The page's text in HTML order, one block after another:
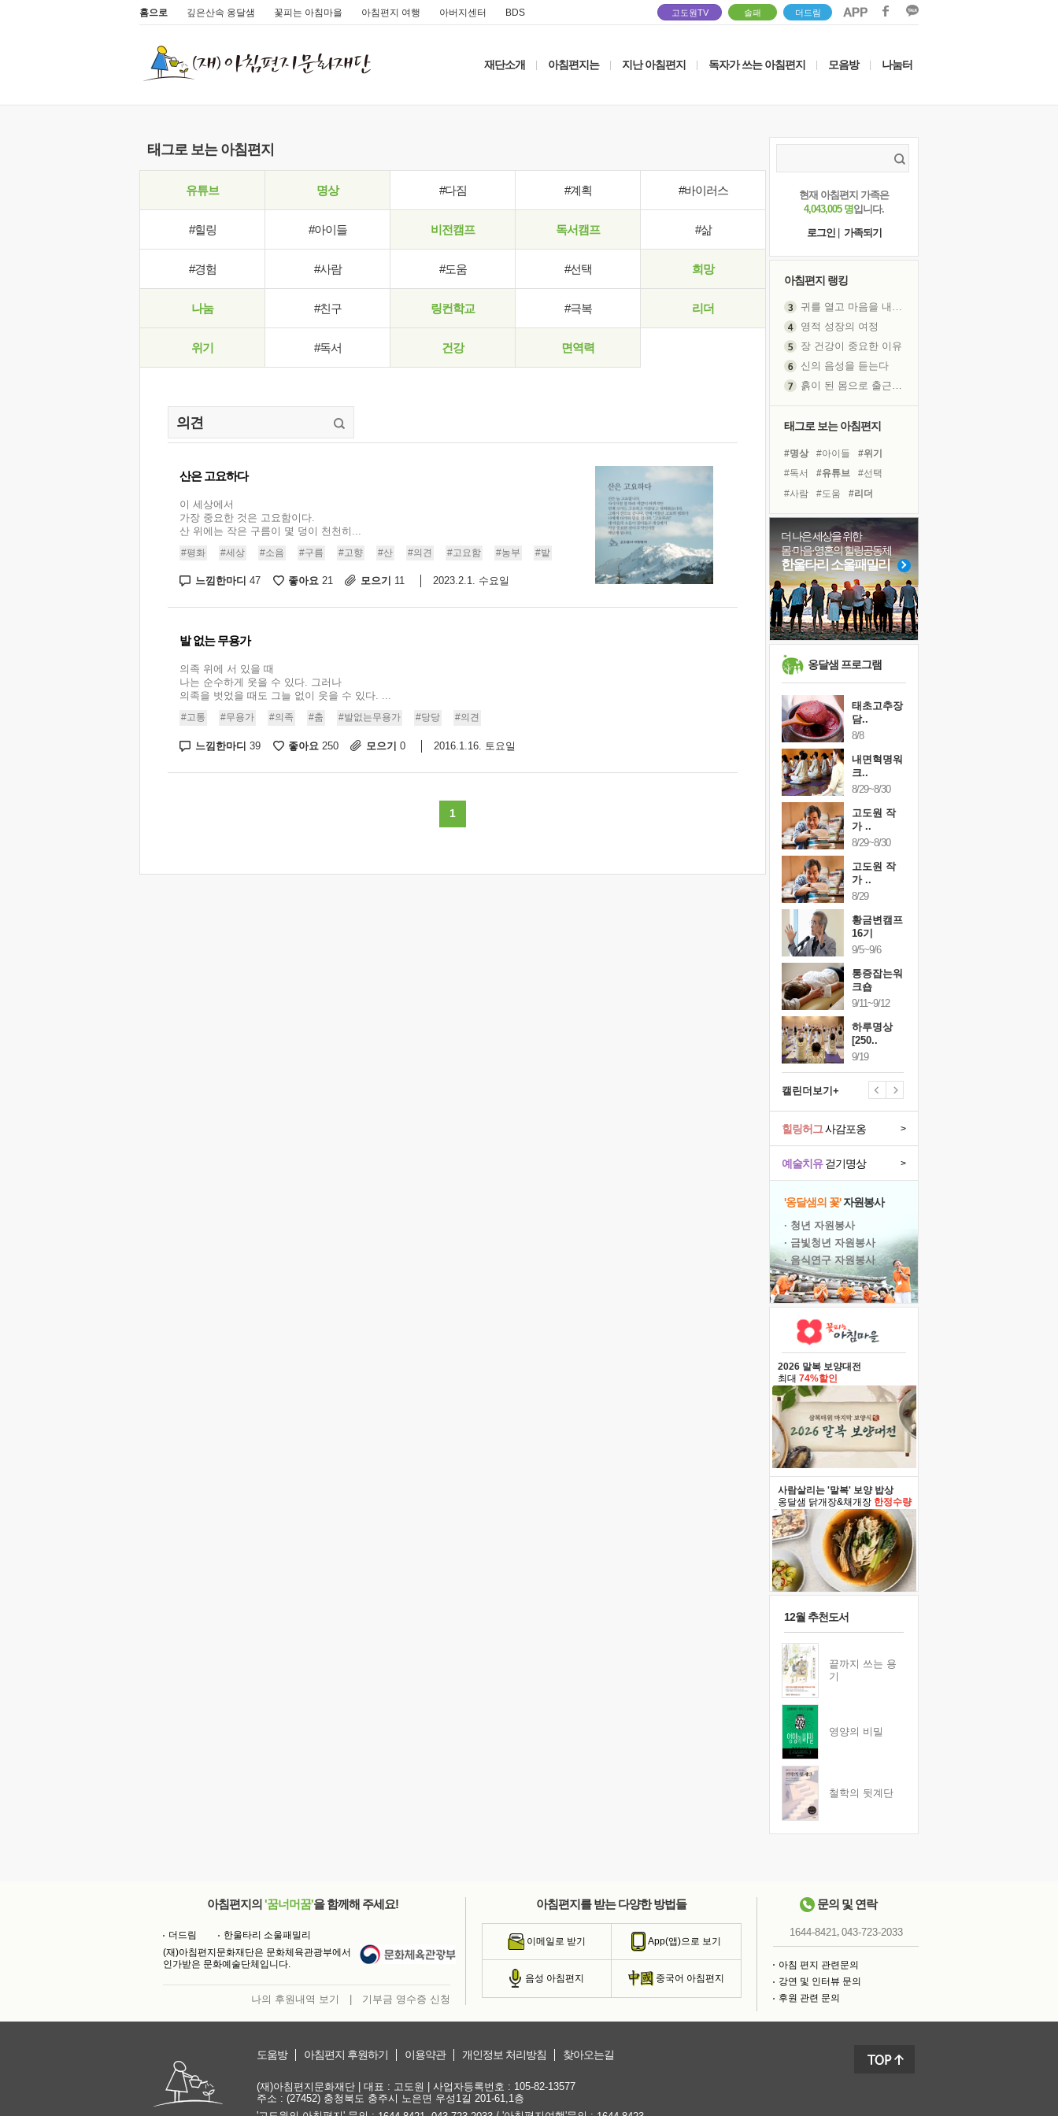
홈으로 깊은산속 옹달샘 꽃피는 아침마을 아침편지 여행 아버지센터 BDS 고도원TV 솔패 더드림
재단소개 아침편지는 지난 아침편지 독자가 쓰는 아침편지 모음방 나눔터
태그로 보는 아침편지
유튜브 명상 #다짐 #계획 #바이러스
#힐링 #아이들 비전캠프 독서캠프 #삶
#경험 #사람 #도움 #선택 희망
나눔 #친구 링컨학교 #극복 리더
위기 #독서 건강 면역력
산은 고요하다
이 세상에서
가장 중요한 것은 고요함이다.
산 위에는 작은 구름이 몇 덩이 천천히...
#평화 #세상 #소음 #구름 #고향 #산 #의견 #고요함 #농부 #밭
느낌한마디 47 좋아요 21 모으기 11 2023.2.1. 수요일
발 없는 무용가
의족 위에 서 있을 때
나는 순수하게 웃을 수 있다. 그러나
의족을 벗었을 때도 그늘 없이 웃을 수 있다. ...
#고통 #무용가 #의족 #춤 #발없는무용가 #당당 #의견
느낌한마디 39 좋아요 250 모으기 0 2016.1.16. 토요일
1
현재 아침편지 가족은
4,043,005 명입니다.
로그인
가족되기
아침편지 랭킹
귀를 열고 마음을 내어주고
영적 성장의 여정
장 건강이 중요한 이유
신의 음성을 듣는다
흙이 된 몸으로 출근하는 여자
졸업식 사진을 보며
아픈 아버지를 위한 공간 설계
극심한 변비, 어깨결림, 수면 장애
보고 싶은 어머니
유년 시절의 부산 영도 바다
못된 꼰대들
거울 속의 나
희망이란
'모른다'는 것
태그로 보는 아침편지
#명상 #아이들
#위기
#독서
#유튜브
#선택
#사람
#도움
#리더
#다짐
#나눔
#비전캠프
#바이러스
#면역력
#링컨학교
#계획
#친구
#힐링
#독서캠프 #희망
더 나은 세상을 위한
몸·마음·영혼의 힐링공동체
한울타리 소울패밀리
옹달샘 프로그램
스..
태초고추장
담..
8/8
내면혁명워
크..
8/29~8/30
고도원 작
가 ..
8/29~8/30
고도원 작
가 ..
8/29
황금변캠프
16기
9/5~9/6
통증잡는워
크숍
9/11~9/12
하루명상
[250..
9/19
캘린더보기+
예술치유걷기명상 >
힐링허그사감포옹 >
'옹달샘의 꽃'자원봉사
· 청년 자원봉사
· 금빛청년 자원봉사
· 음식연구 자원봉사
2026 말복 보양대전
최대 74%할인
사람살리는 '말복' 보양 밥상
옹달샘 닭개장&채개장 한정수량
12월 추천도서
끝까지 쓰는 용
기
영양의 비밀
철학의 뒷계단
아침편지의 '꿈너머꿈'을 함께해 주세요!
더드림
한울타리 소울패밀리
(재)아침편지문화재단은 문화체육관광부에서
인가받은 문화예술단체입니다.
나의 후원내역 보기 기부금 영수증 신청
아침편지를 받는 다양한 방법들
이메일로 받기 App(앱)으로 보기
음성 아침편지 중국어 아침편지
문의 및 연락
1644-8421, 043-723-2033
아침 편지 관련문의
강연 및 인터뷰 문의
후원 관련 문의
도움방 아침편지 후원하기 이용약관 개인정보 처리방침 찾아오는길
(재)아침편지문화재단 | 대표 : 고도원 | 사업자등록번호 : 105-82-13577
주소 : (27452) 충청북도 충주시 노은면 우성1길 201-61,1층